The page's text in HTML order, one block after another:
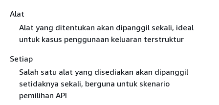
Alat
Alat yang ditentukan akan dipanggil sekali, ideal
untuk kasus penggunaan keluaran terstruktur
Setiap
Salah satu alat yang disediakan akan dipanggil
setidaknya sekali, berguna untuk skenario
pemilihan API